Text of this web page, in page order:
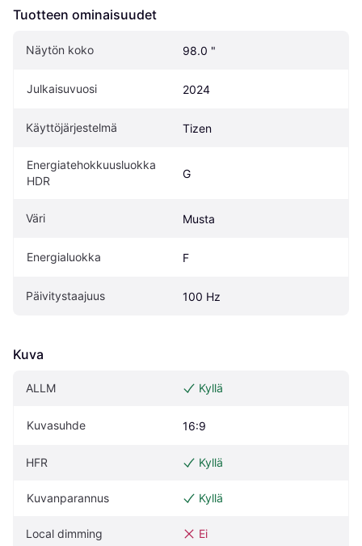
Tuotteen ominaisuudet
Näytön koko 98.0 "
Julkaisuvuosi 2024
Käyttöjärjestelmä Tizen
Energiatehokkuusluokka
HDR
G
Väri Musta
Energialuokka F
Päivitystaajuus 100 Hz
Kuva
ALLM Kyllä
Kuvasuhde 16:9
HFR Kyllä
Kuvanparannus Kyllä
Local dimming Ei